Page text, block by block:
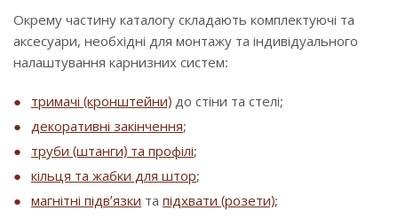
Окрему частину каталогу складають комплектуючі та
аксесуари, необхідні для монтажу та індивідуального
налаштування карнизних систем:
тримачі (кронштейни) до стіни та стелі;
декоративні закінчення;
труби (штанги) та профілі;
кільця та жабки для штор;
магнітні підв’язки та підхвати (розети);